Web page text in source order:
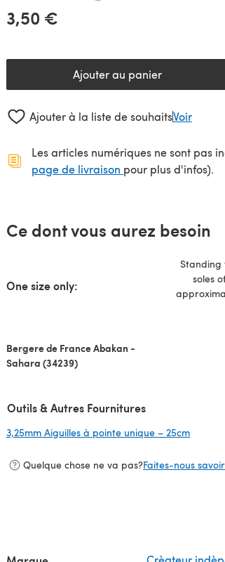
3,50 €
Ajouter au panier
Ajouter à la liste de souhaitsVoir
Les articles numériques ne sont pas
page de livraison (s'ouvre dans un
pour plus d'infos).
Ce dont vous aurez besoin
One size only:
Standing
soles
Bergere de France Abakan -
Sahara (34239)
Outils & Autres Fournitures
3,25mm Aiguilles à pointe unique – 25cm
Quelque chose ne va pas?Faites-nous